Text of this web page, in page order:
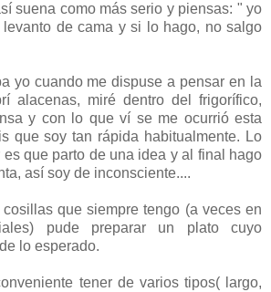
suena como más serio y piensas: " yo
de cama y si lo hago, no salgo
yo cuando me dispuse a pensar en la
alacenas, miré dentro del frigorífico,
y con lo que ví se me ocurrió esta
que soy tan rápida habitualmente. Lo
que parto de una idea y al final hago
así soy de inconsciente....
que siempre tengo (a veces en
pude preparar un plato cuyo
lo esperado.
tener de varios tipos( largo,